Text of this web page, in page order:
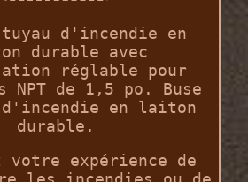
tuyau d'incendie en
durable avec
réglable pour
NPT de 1,5 po. Buse
d'incendie en laiton
durable.
votre expérience de